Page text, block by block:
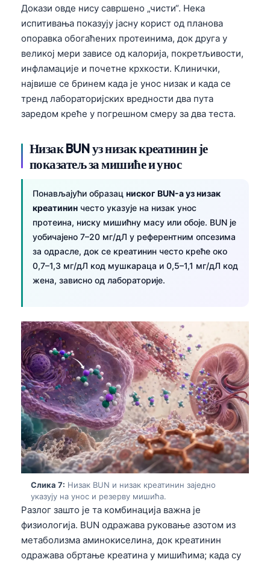
Докази овде нису савршено „чисти“. Нека
испитивања показују јасну корист од планова
опоравка обогаћених протеинима, док друга у
великој мери зависе од калорија, покретљивости,
инфламације и почетне крхкости. Клинички,
највише се бринем када је унос низак и када се
тренд лабораторијских вредности два пута
заредом креће у погрешном смеру за два теста.
Низак BUN уз низак креатинин је
показатељ за мишиће и унос
Понављајући образац ниског BUN-а уз низак
креатинин често указује на низак унос
протеина, ниску мишићну масу или обоје. BUN је
уобичајено 7–20 мг/дЛ у референтним опсезима
за одрасле, док се креатинин често креће око
0,7–1,3 мг/дЛ код мушкараца и 0,5–1,1 мг/дЛ код
жена, зависно од лабораторије.
Слика 7: Низак BUN и низак креатинин заједно
указују на унос и резерву мишића.
Разлог зашто је та комбинација важна је
физиологија. BUN одражава руковање азотом из
метаболизма аминокиселина, док креатинин
одражава обртање креатина у мишићима; када су
ไทย
ဗမာစာ
ភាសាខ្មែរ
Kiswahili
አማርኛ
Українська
O‘zbekcha
Català
Қазақ тілі
Suomi
Hrvatski
Slovenčina
سنڌي
සිංහල
অসমীয়া
Latviešu valoda
Occitan
العربية المغربية
Afrikaans
Монгол
ພາສາລາວ
Basa Jawa